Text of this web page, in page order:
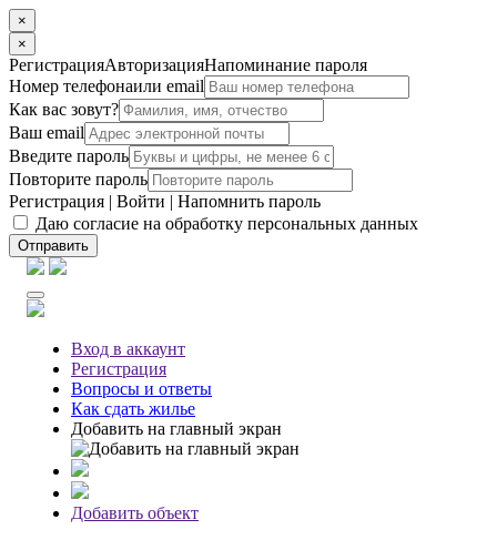
×
×
РегистрацияАвторизацияНапоминание пароля
Номер телефонаили email
Как вас зовут?
Ваш email
Введите пароль
Повторите пароль
Регистрация | Войти | Напомнить пароль
Даю согласие на обработку персональных данных
Отправить
Вход в аккаунт
Регистрация
Вопросы и ответы
Как сдать жилье
Добавить на главный экран
Добавить объект